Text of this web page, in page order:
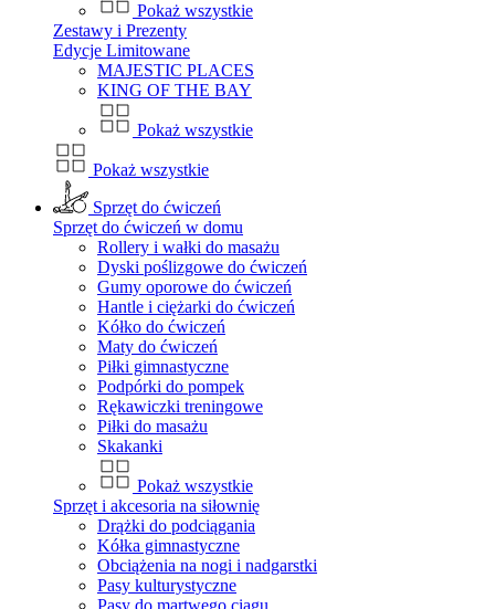
Pokaż wszystkie
Zestawy i Prezenty
Edycje Limitowane
MAJESTIC PLACES
KING OF THE BAY
Pokaż wszystkie
Pokaż wszystkie
Sprzęt do ćwiczeń
Sprzęt do ćwiczeń w domu
Rollery i wałki do masażu
Dyski poślizgowe do ćwiczeń
Gumy oporowe do ćwiczeń
Hantle i ciężarki do ćwiczeń
Kółko do ćwiczeń
Maty do ćwiczeń
Piłki gimnastyczne
Podpórki do pompek
Rękawiczki treningowe
Piłki do masażu
Skakanki
Pokaż wszystkie
Sprzęt i akcesoria na siłownię
Drążki do podciągania
Kółka gimnastyczne
Obciążenia na nogi i nadgarstki
Pasy kulturystyczne
Pasy do martwego ciągu